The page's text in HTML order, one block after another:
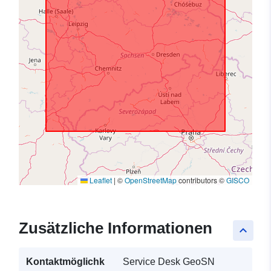
Leaflet | ©OpenStreetMapcontributors ©GISCO
keyboard_arrow_up
Zusätzliche Informationen
Kontaktmöglichk Service Desk GeoSN